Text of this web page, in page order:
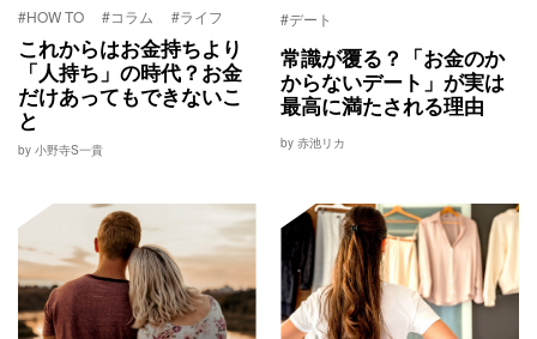
#HOW TO #コラム #ライフ
これからはお金持ちより
「人持ち」の時代？お金
だけあってもできないこ
と
by 小野寺S一貴
#デート
常識が覆る？「お金のか
からないデート」が実は
最高に満たされる理由
by 赤池リカ